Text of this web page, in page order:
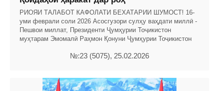
РИОЯИ ТАЛАБОТ КАФОЛАТИ БЕХАТАРИИ ШУМОСТ! 16-
уми феврали соли 2026 Асосгузори сулҳу ваҳдати миллӣ -
Пешвои миллат, Президенти Ҷумҳурии Тоҷикистон
муҳтарам Эмомалӣ Раҳмон Қонуни Ҷумҳурии Тоҷикистон
№:23 (5075), 25.02.2026